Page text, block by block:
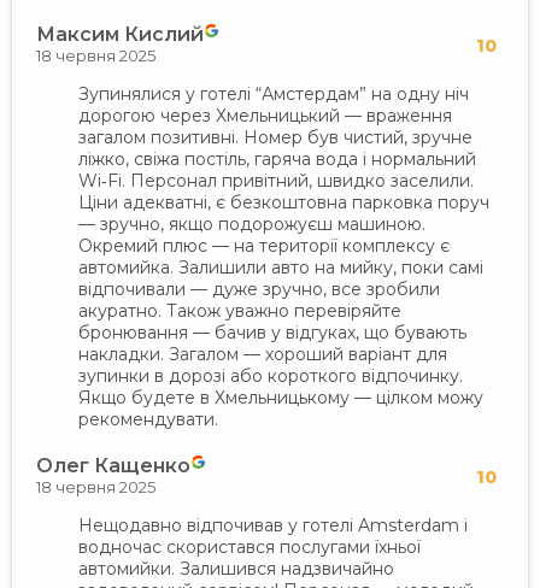
Максим Кислий 10
18 червня 2025
Зупинялися у готелі “Амстердам” на одну ніч
дорогою через Хмельницький — враження
загалом позитивні. Номер був чистий, зручне
ліжко, свіжа постіль, гаряча вода і нормальний
Wi‑Fi. Персонал привітний, швидко заселили.
Ціни адекватні, є безкоштовна парковка поруч
— зручно, якщо подорожуєш машиною.
Окремий плюс — на території комплексу є
автомийка. Залишили авто на мийку, поки самі
відпочивали — дуже зручно, все зробили
акуратно. Також уважно перевіряйте
бронювання — бачив у відгуках, що бувають
накладки. Загалом — хороший варіант для
зупинки в дорозі або короткого відпочинку.
Якщо будете в Хмельницькому — цілком можу
рекомендувати.
Олег Кащенко 10
18 червня 2025
Нещодавно відпочивав у готелі Amsterdam і
водночас скористався послугами їхньої
автомийки. Залишився надзвичайно